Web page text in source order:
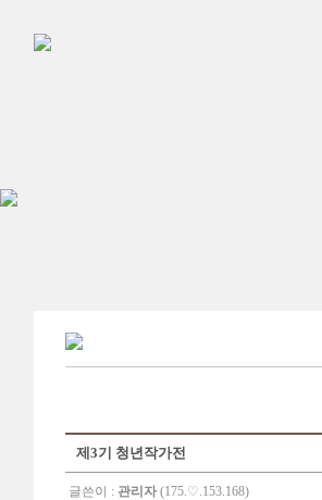
제3기 청년작가전
글쓴이 : 관리자 (175.♡.153.168)